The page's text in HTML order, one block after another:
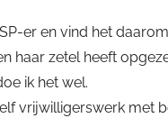
SP-er en vind het
haar zetel heeft
ik het wel.
vrijwilligerswerk met